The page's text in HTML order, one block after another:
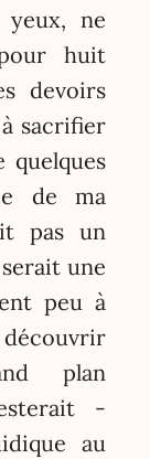
yeux, ne
huit
devoirs
sacrifier
de ma
pas un
une
peu à
découvrir
plan
-
au